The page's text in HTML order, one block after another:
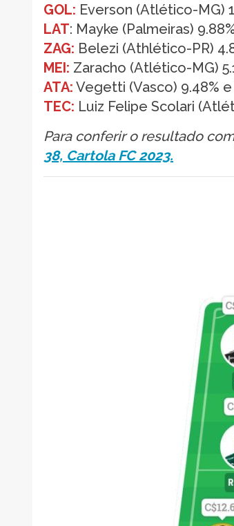
GOL: Everson (Atlético-MG)
LAT: Mayke (Palmeiras)
ZAG: Belezi (Athlético-PR)
MEI: Zaracho (Atlético-MG)
ATA: Vegetti (Vasco) 9.48%
TEC: Luiz Felipe Scolari
Para conferir o resultado
38, Cartola FC 2023.